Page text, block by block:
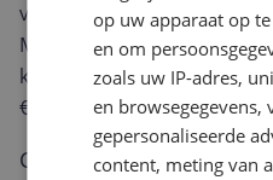
van een review gemiddeld
Met jouw mening help je
keuze te maken én maak je
€250,-!
Klik hier voor de
Cijfer
op uw apparaat op
en om
zoals uw IP-adres,
en browsegegevens,
gepersonaliseerde
content, meting van